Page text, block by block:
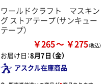
ワールドクラフト マスキン
グ ストアテープ（サンキュー
テープ）
￥265 ￥275
お届け日：8月7日（金）
アスクル在庫商品